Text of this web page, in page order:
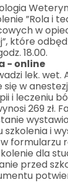
”Rola i
w
które
18.00.
- online
lek. wet.
w
i leczeniu
269 zł.
i
formularzu
dla
przed